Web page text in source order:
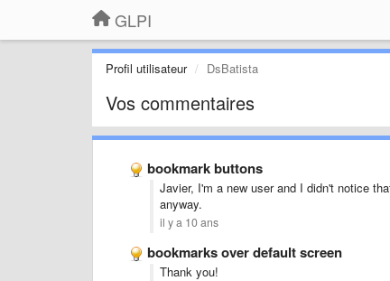
GLPI
Profil utilisateur DsBatista
Vos commentaires
bookmark buttons
Javier, I'm a new user and I didn't notice
anyway.
il y a 10 ans
bookmarks over default screen
Thank you!